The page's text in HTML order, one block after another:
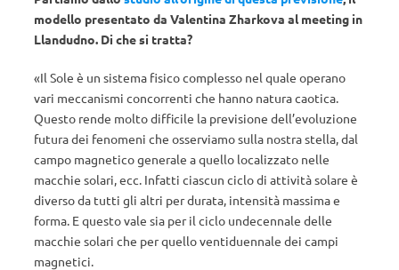
modello presentato da Valentina Zharkova al meeting in
Llandudno. Di che si tratta?
«Il Sole è un sistema fisico complesso nel quale operano
vari meccanismi concorrenti che hanno natura caotica.
Questo rende molto difficile la previsione dell’evoluzione
futura dei fenomeni che osserviamo sulla nostra stella, dal
campo magnetico generale a quello localizzato nelle
macchie solari, ecc. Infatti ciascun ciclo di attività solare è
diverso da tutti gli altri per durata, intensità massima e
forma. E questo vale sia per il ciclo undecennale delle
macchie solari che per quello ventiduennale dei campi
magnetici.